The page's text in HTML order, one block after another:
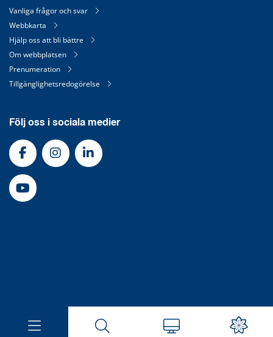
Vanliga frågor och svar
Webbkarta
Hjälp oss att bli bättre
Om webbplatsen
Prenumeration
Tillgänglighetsredogörelse
Följ oss i sociala medier